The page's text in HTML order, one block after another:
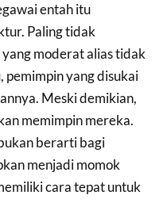
entah itu
Paling tidak
moderat alias tidak
yang disukai
Meski demikian,
memimpin mereka.
berarti bagi
menjadi momok
cara tepat untuk